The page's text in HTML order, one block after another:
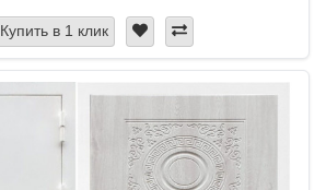
Купить в 1 клик